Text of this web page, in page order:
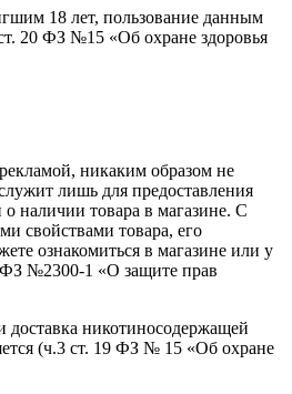
18 лет, пользование данным
20 ФЗ №15 «Об охране здоровья
никаким образом не
лишь для предоставления
наличии товара в магазине. С
свойствами товара, его
ознакомиться в магазине или у
ФЗ №2300-1 «О защите прав
доставка никотиносодержащей
(ч.3 ст. 19 ФЗ № 15 «Об охране